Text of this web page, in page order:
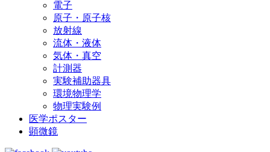
電子
原子・原子核
放射線
流体・液体
気体・真空
計測器
実験補助器具
環境物理学
物理実験例
医学ポスター
顕微鏡